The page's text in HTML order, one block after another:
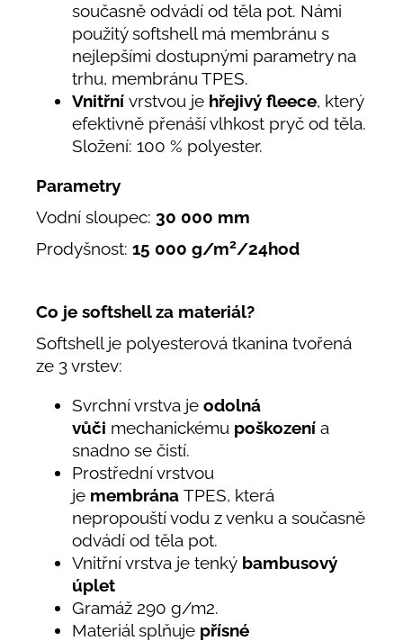
současně odvádí od těla pot. Námi
použitý softshell má membránu s
nejlepšími dostupnými parametry na
trhu, membránu TPES.
Vnitřní vrstvou je hřejivý fleece, který
efektivně přenáší vlhkost pryč od těla.
Složení: 100 % polyester.
Parametry
Vodní sloupec: 30 000 mm
Prodyšnost: 15 000 g/m2/24hod
Co je softshell za materiál?
Softshell je polyesterová tkanina tvořená
ze 3 vrstev:
Svrchní vrstva je odolná
vůči mechanickému poškození a
snadno se čistí.
Prostřední vrstvou
je membrána TPES, která
nepropouští vodu z venku a současně
odvádí od těla pot.
Vnitřní vrstva je tenký bambusový
úplet
Gramáž 290 g/m2.
Materiál splňuje přísné